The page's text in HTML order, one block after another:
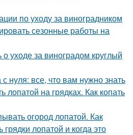
по уходу за виноградником
сезонные работы на
о уходе за виноградом круглый
нуля: все, что вам нужно знать
лопатой на грядках. Как копать
огород лопатой. Как
лопатой и когда это